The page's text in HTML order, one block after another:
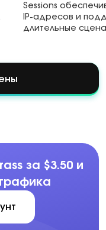
Sessions
IP-адресов и
длительные
за $3.50 и